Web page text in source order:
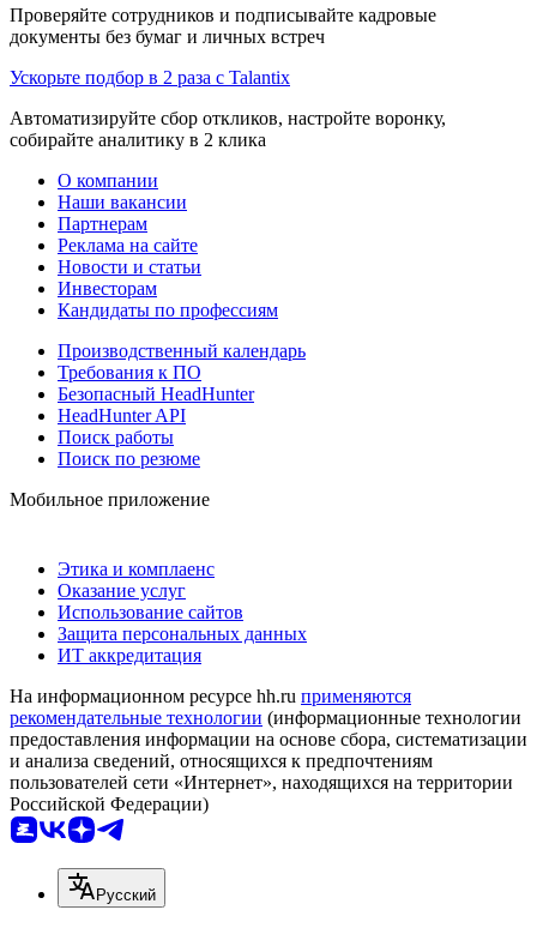
Проверяйте сотрудников и подписывайте кадровые
документы без бумаг и личных встреч
Ускорьте подбор в 2 раза с Talantix
Автоматизируйте сбор откликов, настройте воронку,
собирайте аналитику в 2 клика
О компании
Наши вакансии
Партнерам
Реклама на сайте
Новости и статьи
Инвесторам
Кандидаты по профессиям
Производственный календарь
Требования к ПО
Безопасный HeadHunter
HeadHunter API
Поиск работы
Поиск по резюме
Мобильное приложение
Этика и комплаенс
Оказание услуг
Использование сайтов
Защита персональных данных
ИТ аккредитация
На информационном ресурсе hh.ru применяются
рекомендательные технологии (информационные технологии
предоставления информации на основе сбора, систематизации
и анализа сведений, относящихся к предпочтениям
пользователей сети «Интернет», находящихся на территории
Российской Федерации)
Русский